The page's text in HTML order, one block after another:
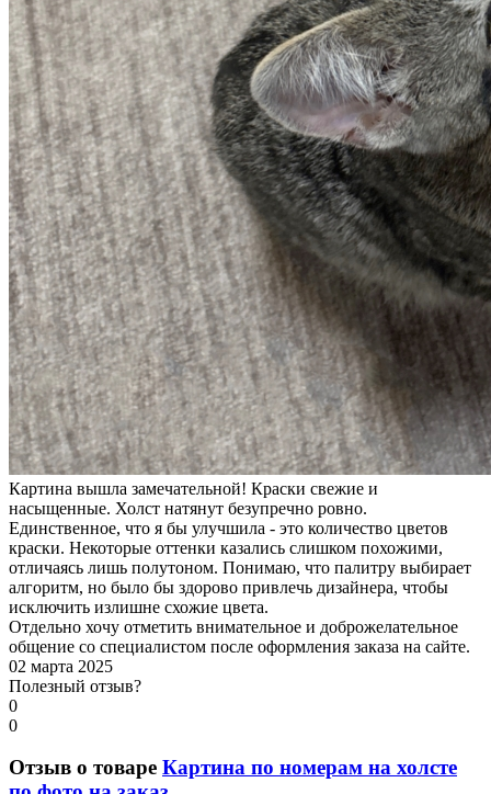
Картина вышла замечательной! Краски свежие и
насыщенные. Холст натянут безупречно ровно.
Единственное, что я бы улучшила - это количество цветов
краски. Некоторые оттенки казались слишком похожими,
отличаясь лишь полутоном. Понимаю, что палитру выбирает
алгоритм, но было бы здорово привлечь дизайнера, чтобы
исключить излишне схожие цвета.
Отдельно хочу отметить внимательное и доброжелательное
общение со специалистом после оформления заказа на сайте.
02 марта 2025
Полезный отзыв?
0
0
Отзыв о товаре Картина по номерам на холсте